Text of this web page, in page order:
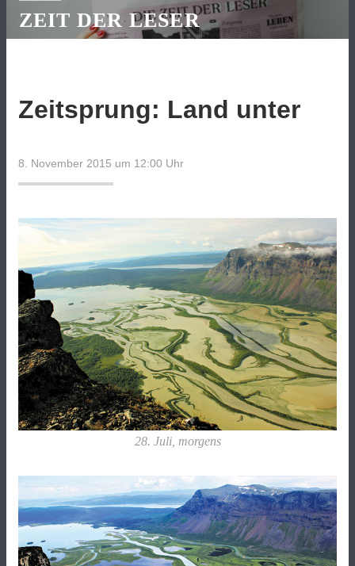
ZEIT DER LESER
Zeitsprung: Land unter
8. November 2015 um 12:00 Uhr
28. Juli, morgens